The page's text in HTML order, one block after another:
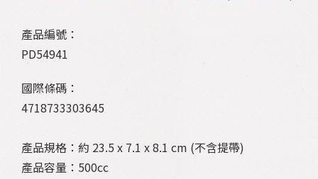
產品編號：
PD54941
國際條碼：
4718733303645
產品規格：約 23.5 x 7.1 x 8.1 cm (不含提帶)
產品容量：500cc